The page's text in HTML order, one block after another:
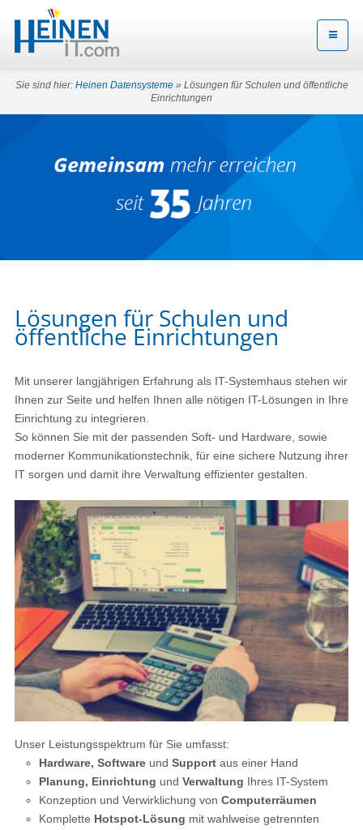
Sie sind hier: Heinen Datensysteme» Lösungen für Schulen und öffentliche
Einrichtungen
Lösungen für Schulen und
öffentliche Einrichtungen
Mit unserer langjährigen Erfahrung als IT-Systemhaus stehen wir
Ihnen zur Seite und helfen Ihnen alle nötigen IT-Lösungen in Ihre
Einrichtung zu integrieren.
So können Sie mit der passenden Soft- und Hardware, sowie
moderner Kommunikationstechnik, für eine sichere Nutzung ihrer
IT sorgen und damit ihre Verwaltung effizienter gestalten.
Unser Leistungsspektrum für Sie umfasst:
Hardware, Software und Support aus einer Hand
Planung, Einrichtung und Verwaltung Ihres IT-System
Konzeption und Verwirklichung von Computerräumen
Komplette Hotspot-Lösung mit wahlweise getrennten